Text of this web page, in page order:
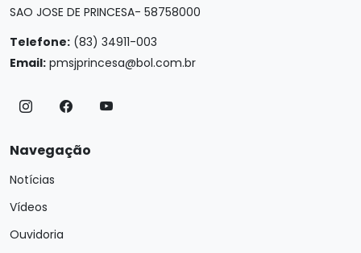
SAO JOSE DE PRINCESA- 58758000
Telefone: (83) 34911-003
Email: pmsjprincesa@bol.com.br
Navegação
Notícias
Vídeos
Ouvidoria